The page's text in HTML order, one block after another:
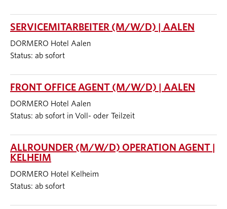
SERVICEMITARBEITER (M/W/D) | AALEN
DORMERO Hotel Aalen
Status: ab sofort
FRONT OFFICE AGENT (M/W/D) | AALEN
DORMERO Hotel Aalen
Status: ab sofort in Voll- oder Teilzeit
ALLROUNDER (M/W/D) OPERATION AGENT |
KELHEIM
DORMERO Hotel Kelheim
Status: ab sofort